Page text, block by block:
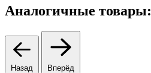
Аналогичные товары:
Назад Вперёд